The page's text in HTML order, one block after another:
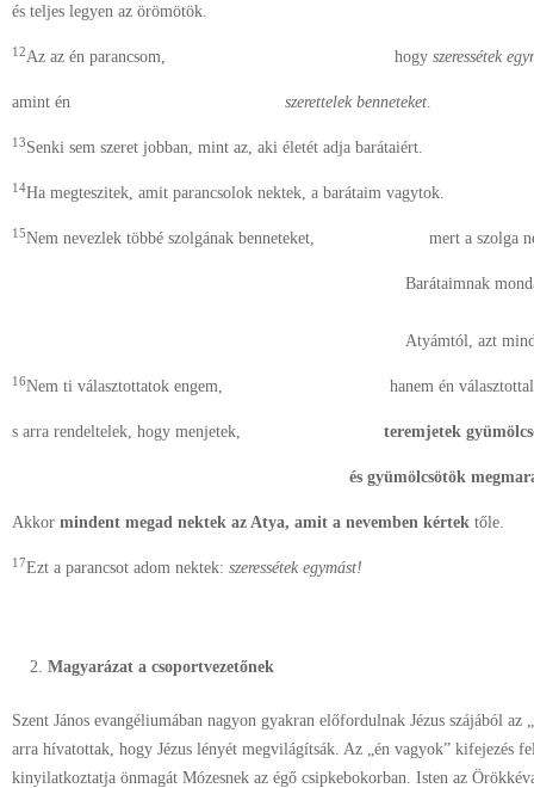
és teljes legyen az örömötök.
12Az az én parancsom, hogy szeressétek
amint én szerettelek benneteket.
13Senki sem szeret jobban, mint az, aki életét adja barátaiért.
14Ha megteszitek, amit parancsolok nektek, a barátaim vagytok.
15Nem nevezlek többé szolgának benneteket, mert a szolga
Barátaimnak
Atyámtól, azt
16Nem ti választottatok engem, hanem én választottalak
s arra rendeltelek, hogy menjetek, teremjetek
és gyümölcsötök
Akkor mindent megad nektek az Atya, amit a nevemben kértek tőle.
17Ezt a parancsot adom nektek: szeressétek egymást!
Magyarázat a csoportvezetőnek
Szent János evangéliumában nagyon gyakran előfordulnak Jézus szájából az
arra hívatottak, hogy Jézus lényét megvilágítsák. Az „én vagyok” kifejezés
kinyilatkoztatja önmagát Mózesnek az égő csipkebokorban. Isten az